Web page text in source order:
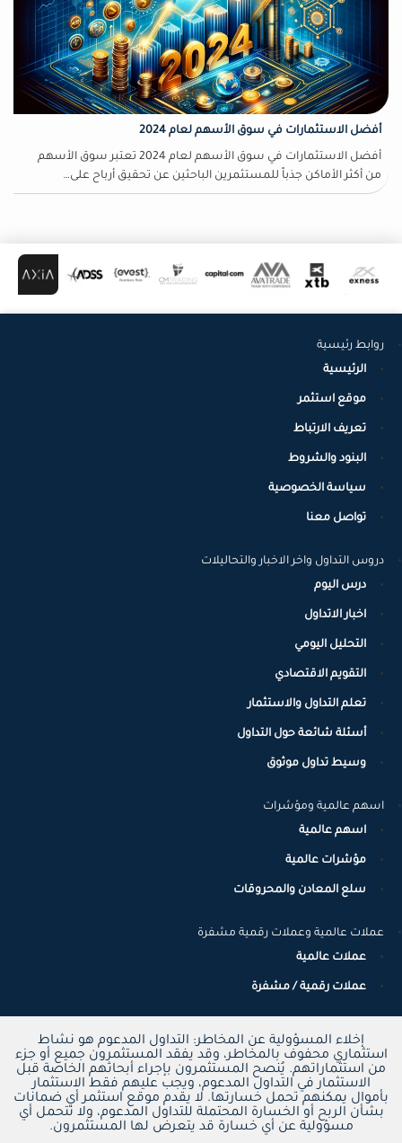
أفضل الاستثمارات في سوق الأسهم لعام 2024
أفضل الاستثمارات في سوق الأسهم لعام 2024 تعتبر سوق الأسهم
من أكثر الأماكن جذباً للمستثمرين الباحثين عن تحقيق أرباح على…
روابط رئيسية
الرئيسية
موقع استثمر
تعريف الارتباط
البنود والشروط
سياسة الخصوصية
تواصل معنا
دروس التداول واخر الاخبار والتحاليلات
درس اليوم
اخبار الاتداول
التحليل اليومي
التقويم الاقتصادي
تعلم التداول والاستثمار
أسئلة شائعة حول التداول
وسيط تداول موثوق
اسهم عالمية ومؤشرات
اسهم عالمية
مؤشرات عالمية
سلع المعادن والمحروقات
عملات عالمية وعملات رقمية مشفرة
عملات عالمية
عملات رقمية / مشفرة
إخلاء المسؤولية عن المخاطر: التداول المدعوم هو نشاط
استثماري محفوف بالمخاطر، وقد يفقد المستثمرون جميع أو جزء
من استثماراتهم. يُنصح المستثمرون بإجراء أبحاثهم الخاصة قبل
الاستثمار في التداول المدعوم، ويجب عليهم فقط الاستثمار
بأموال يمكنهم تحمل خسارتها. لا يقدم موقع استثمر أي ضمانات
بشأن الربح أو الخسارة المحتملة للتداول المدعوم، ولا تتحمل أي
مسؤولية عن أي خسارة قد يتعرض لها المستثمرون.